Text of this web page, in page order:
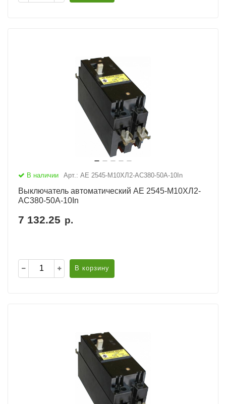
В наличии Арт.: АЕ 2545-М10ХЛ2-AC380-50А-10In
Выключатель автоматический АЕ 2545-М10ХЛ2-
AC380-50А-10In
7 132.25 р.
В корзину